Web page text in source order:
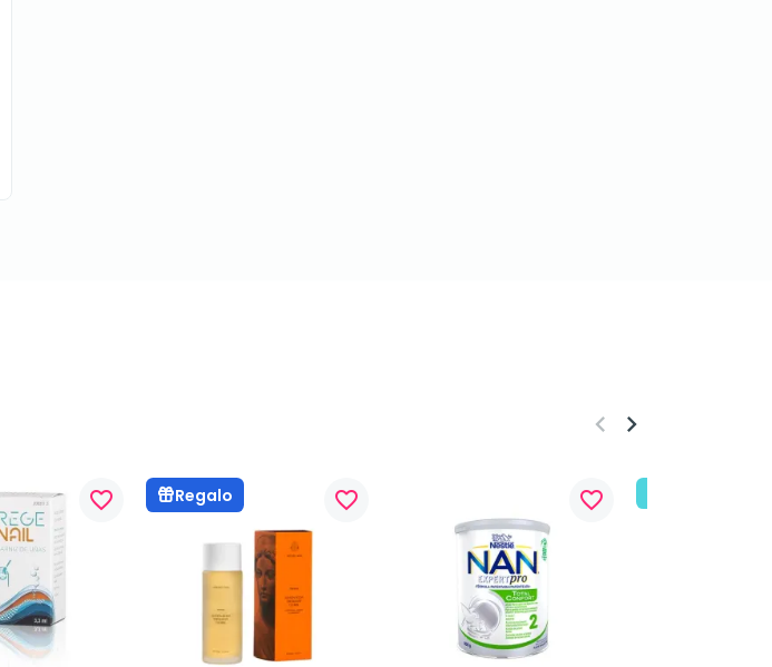
favorite_border Regalo favorite_border favorite_border
keyboard_arrow_left keyboard_arrow_right